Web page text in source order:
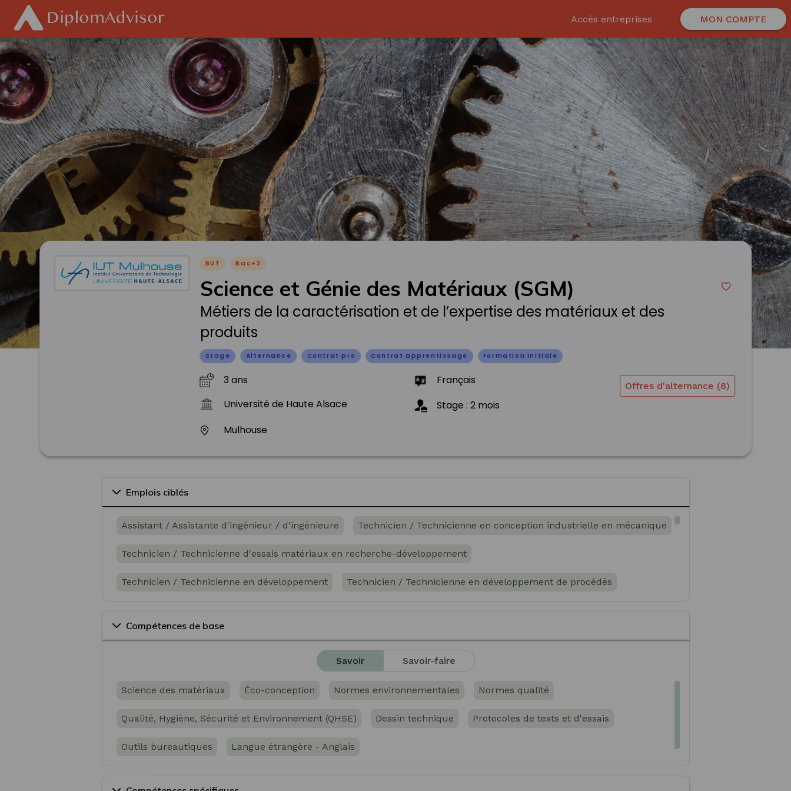
Accès entreprises MON COMPTE
BUT Bac+3
Science et Génie des Matériaux (SGM)
Métiers de la caractérisation et de l’expertise des matériaux et des
produits
Stage Alternance Contrat pro Contrat apprentissage Formation initiale
3 ans
Français
Université de Haute Alsace
Stage :2 mois
Mulhouse
Offres d'alternance (8)
Emplois ciblés
Assistant / Assistante d'ingénieur / d'ingénieure Technicien / Technicienne en conception industrielle en mécanique
Technicien / Technicienne d'essais matériaux en recherche-développement
Technicien / Technicienne en développement Technicien / Technicienne en développement de procédés
Technicien / Technicienne en sciences des matériaux
Technicien / Technicienne en Contrôle Non Destructif -CND- en mécanique et travail des métaux
Technicien / Technicienne assurance-qualité en mécanique et travail des métaux
Technicien / Technicienne contrôle et mesure en mécanique
Technicien / Technicienne contrôle visuel dimensionnel en mécanique et travail des métaux
Compétences de base
Savoir Savoir-faire
Science des matériaux Éco-conception Normes environnementales Normes qualité
Qualité, Hygiène, Sécurité et Environnement (QHSE) Dessin technique Protocoles de tests et d'essais
Outils bureautiques Langue étrangère - Anglais